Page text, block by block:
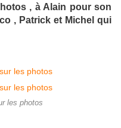
, à Alain pour son
, Patrick et Michel qui
les photos